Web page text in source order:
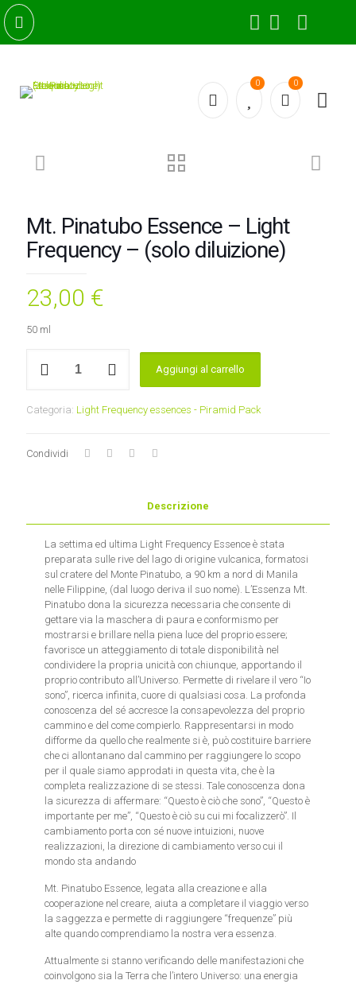
0 0
Mt. Pinatubo Essence – Light
Frequency – (solo diluizione)
23,00 €
50 ml
Light
Aggiungi al carrello
Categoria: Light Frequency essences - Piramid Pack
Condividi
Descrizione
La settima ed ultima Light Frequency Essence è stata
preparata sulle rive del lago di origine vulcanica, formatosi
sul cratere del Monte Pinatubo, a 90 km a nord di Manila
nelle Filippine, (dal luogo deriva il suo nome). L’Essenza Mt.
Pinatubo dona la sicurezza necessaria che consente di
gettare via la maschera di paura e conformismo per
mostrarsi e brillare nella piena luce del proprio essere;
favorisce un atteggiamento di totale disponibilità nel
condividere la propria unicità con chiunque, apportando il
proprio contributo all’Universo. Permette di rivelare il vero “Io
sono”, ricerca infinita, cuore di qualsiasi cosa. La profonda
conoscenza del sé accresce la consapevolezza del proprio
cammino e del come compierlo. Rappresentarsi in modo
difforme da quello che realmente si è, può costituire barriere
che ci allontanano dal cammino per raggiungere lo scopo
per il quale siamo approdati in questa vita, che è la
completa realizzazione di se stessi. Tale conoscenza dona
la sicurezza di affermare: “Questo è ciò che sono”, “Questo è
importante per me”, “Questo è ciò su cui mi focalizzerò”. Il
cambiamento porta con sé nuove intuizioni, nuove
realizzazioni, la direzione di cambiamento verso cui il
mondo sta andando
Mt. Pinatubo Essence, legata alla creazione e alla
cooperazione nel creare, aiuta a completare il viaggio verso
la saggezza e permette di raggiungere “frequenze” più
alte quando comprendiamo la nostra vera essenza.
Attualmente si stanno verificando delle manifestazioni che
coinvolgono sia la Terra che l’intero Universo: una energia